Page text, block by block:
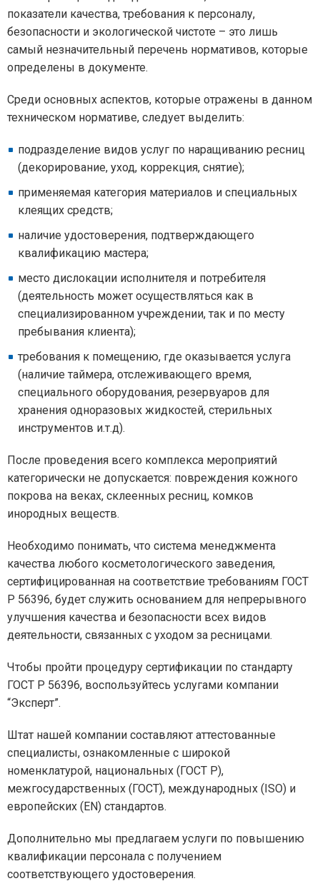
показатели качества, требования к персоналу,
безопасности и экологической чистоте – это лишь
самый незначительный перечень нормативов, которые
определены в документе.
Среди основных аспектов, которые отражены в данном
техническом нормативе, следует выделить:
подразделение видов услуг по наращиванию ресниц
(декорирование, уход, коррекция, снятие);
применяемая категория материалов и специальных
клеящих средств;
наличие удостоверения, подтверждающего
квалификацию мастера;
место дислокации исполнителя и потребителя
(деятельность может осуществляться как в
специализированном учреждении, так и по месту
пребывания клиента);
требования к помещению, где оказывается услуга
(наличие таймера, отслеживающего время,
специального оборудования, резервуаров для
хранения одноразовых жидкостей, стерильных
инструментов и.т.д).
После проведения всего комплекса мероприятий
категорически не допускается: повреждения кожного
покрова на веках, склеенных ресниц, комков
инородных веществ.
Необходимо понимать, что система менеджмента
качества любого косметологического заведения,
сертифицированная на соответствие требованиям ГОСТ
Р 56396, будет служить основанием для непрерывного
улучшения качества и безопасности всех видов
деятельности, связанных с уходом за ресницами.
Чтобы пройти процедуру сертификации по стандарту
ГОСТ Р 56396, воспользуйтесь услугами компании
“Эксперт”.
Штат нашей компании составляют аттестованные
специалисты, ознакомленные с широкой
номенклатурой, национальных (ГОСТ Р),
межгосударственных (ГОСТ), международных (ISO) и
европейских (EN) стандартов.
Дополнительно мы предлагаем услуги по повышению
квалификации персонала с получением
соответствующего удостоверения.